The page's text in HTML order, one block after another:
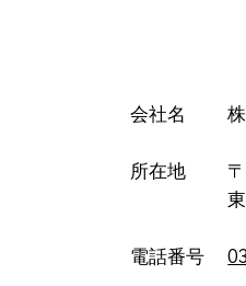
会社名 株
所在地 〒
東京都目
電話番号